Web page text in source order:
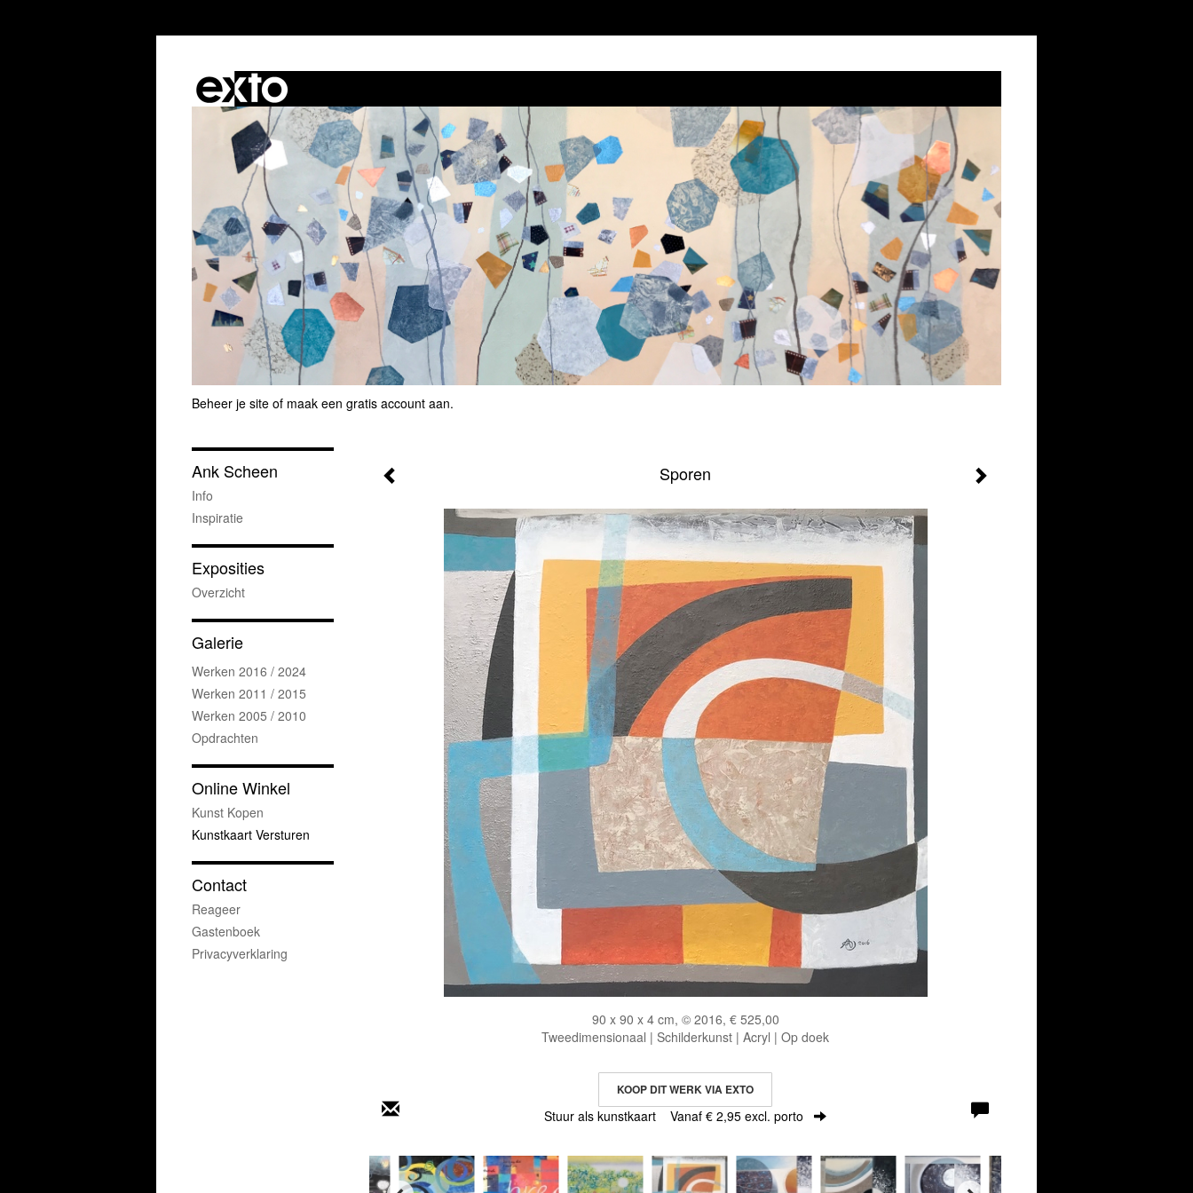
Beheer je site of maak een gratis account aan.
Sporen
90 x 90 x 4 cm, © 2016, € 525,00
Tweedimensionaal | Schilderkunst | Acryl | Op doek
KOOP DIT WERK VIA EXTO
Stuur als kunstkaart Vanaf € 2,95 excl. porto
Ank Scheen
Info
Inspiratie
Exposities
Overzicht
Galerie
Werken 2016 / 2024
Werken 2011 / 2015
Werken 2005 / 2010
Opdrachten
Online Winkel
Kunst Kopen
Kunstkaart Versturen
Contact
Reageer
Gastenboek
Privacyverklaring